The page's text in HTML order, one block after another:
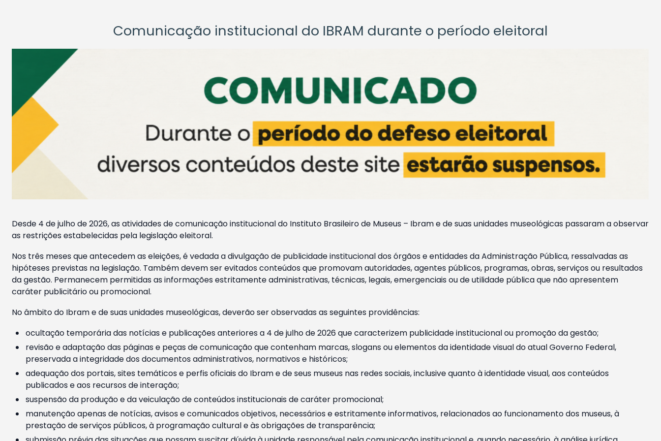
Comunicação institucional do IBRAM durante o período eleitoral
Desde 4 de julho de 2026, as atividades de comunicação institucional do Instituto Brasileiro de Museus – Ibram e de suas unidades museológicas passaram a observar
as restrições estabelecidas pela legislação eleitoral.
Nos três meses que antecedem as eleições, é vedada a divulgação de publicidade institucional dos órgãos e entidades da Administração Pública, ressalvadas as
hipóteses previstas na legislação. Também devem ser evitados conteúdos que promovam autoridades, agentes públicos, programas, obras, serviços ou resultados
da gestão. Permanecem permitidas as informações estritamente administrativas, técnicas, legais, emergenciais ou de utilidade pública que não apresentem
caráter publicitário ou promocional.
No âmbito do Ibram e de suas unidades museológicas, deverão ser observadas as seguintes providências:
ocultação temporária das notícias e publicações anteriores a 4 de julho de 2026 que caracterizem publicidade institucional ou promoção da gestão;
revisão e adaptação das páginas e peças de comunicação que contenham marcas, slogans ou elementos da identidade visual do atual Governo Federal,
preservada a integridade dos documentos administrativos, normativos e históricos;
adequação dos portais, sites temáticos e perfis oficiais do Ibram e de seus museus nas redes sociais, inclusive quanto à identidade visual, aos conteúdos
publicados e aos recursos de interação;
suspensão da produção e da veiculação de conteúdos institucionais de caráter promocional;
manutenção apenas de notícias, avisos e comunicados objetivos, necessários e estritamente informativos, relacionados ao funcionamento dos museus, à
prestação de serviços públicos, à programação cultural e às obrigações de transparência;